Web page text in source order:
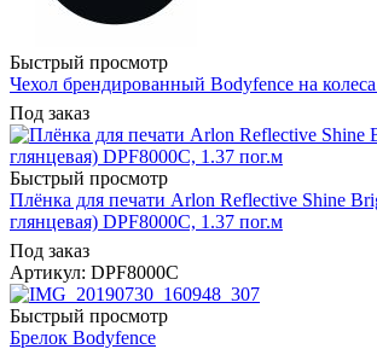
Быстрый просмотр
Чехол брендированный Bodyfence на
Под заказ
Быстрый просмотр
Плёнка для печати Arlon Reflective Shine
глянцевая) DPF8000C, 1.37 пог.м
Под заказ
Артикул: DPF8000C
Быстрый просмотр
Брелок Bodyfence